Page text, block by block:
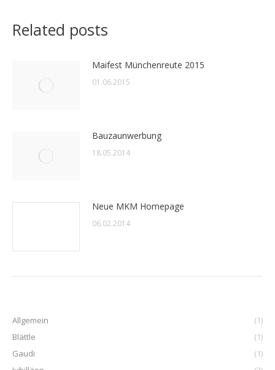
Related posts
Maifest Münchenreute 2015
01.06.2015
Bauzaunwerbung
18.05.2014
Neue MKM Homepage
06.02.2014
Allgemein
(1)
Blättle
(1)
Gaudi
(1)